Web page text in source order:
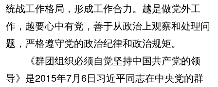
统战工作格局，形成工作合力。越是做党外工
作，越要心中有党，善于从政治上观察和处理问
题，严格遵守党的政治纪律和政治规矩。
《群团组织必须自觉坚持中国共产党的领
导》是2015年7月6日习近平同志在中央党的群